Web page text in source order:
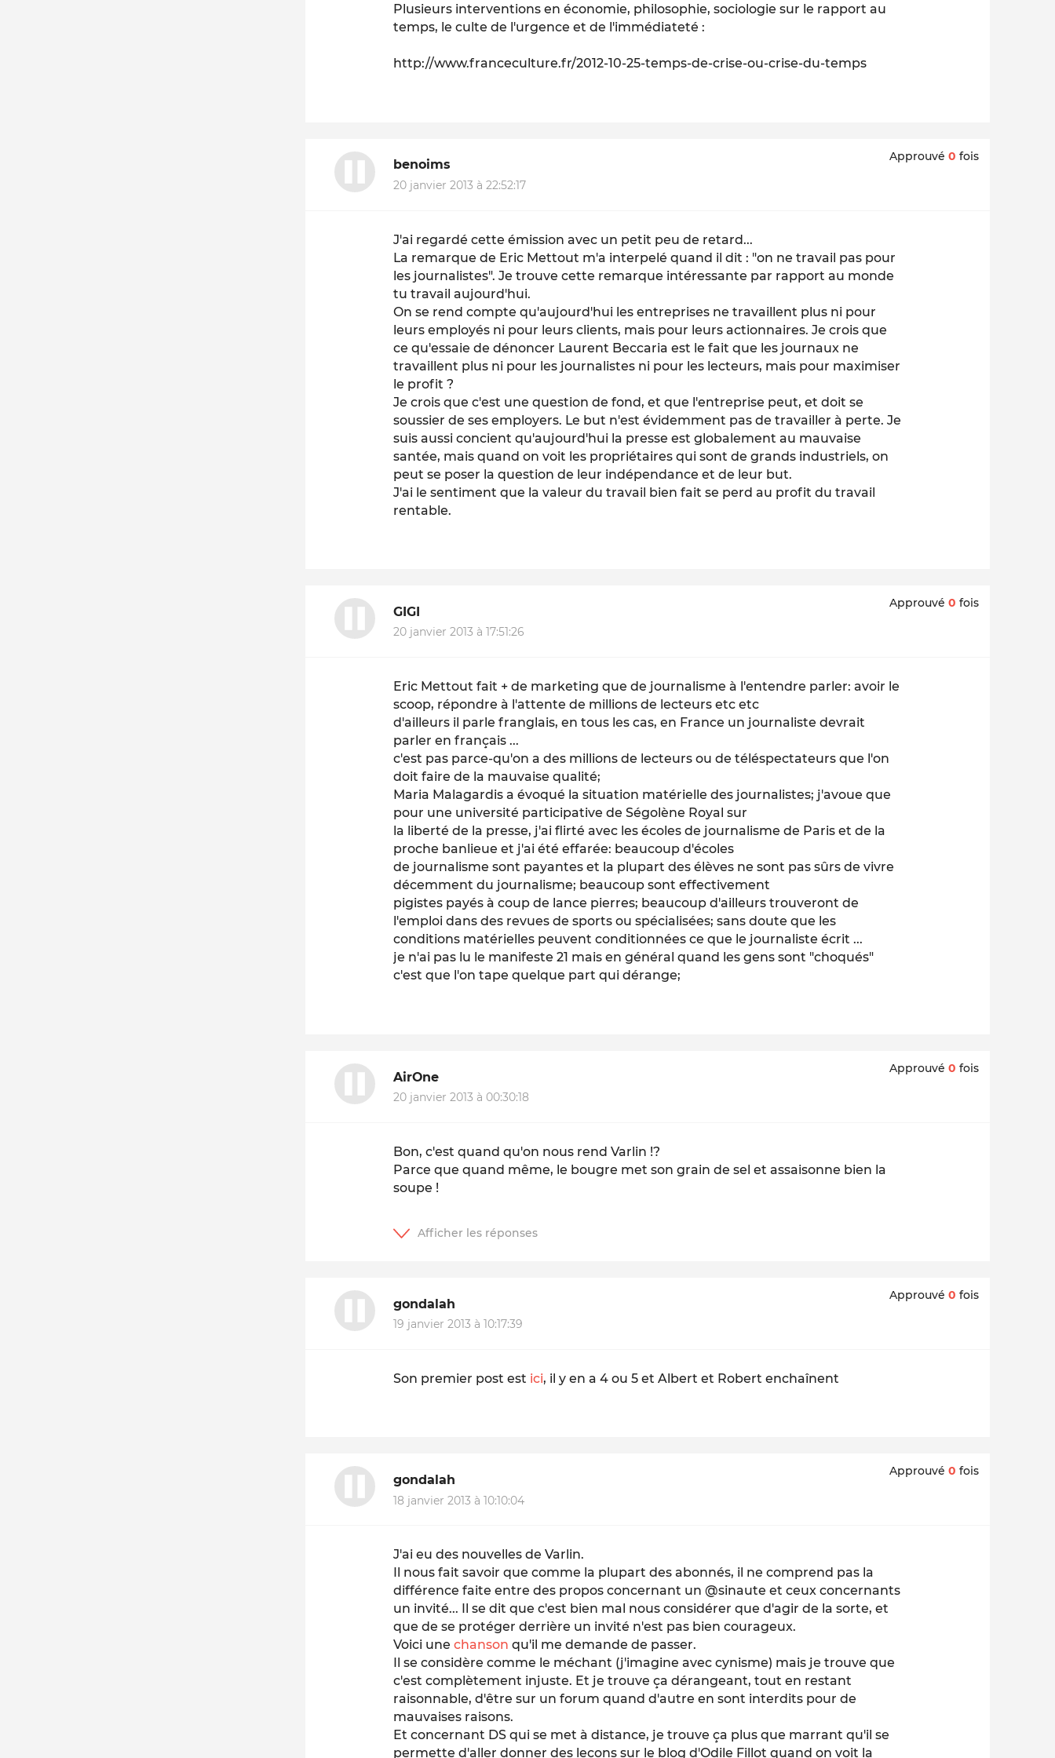
Plusieurs interventions en économie, philosophie, sociologie sur le rapport au
temps, le culte de l'urgence et de l'immédiateté :
http://www.franceculture.fr/2012-10-25-temps-de-crise-ou-crise-du-temps
benoims
20 janvier 2013 à 22:52:17
Approuvé 0 fois
J'ai regardé cette émission avec un petit peu de retard...
La remarque de Eric Mettout m'a interpelé quand il dit : "on ne travail pas pour
les journalistes". Je trouve cette remarque intéressante par rapport au monde
tu travail aujourd'hui.
On se rend compte qu'aujourd'hui les entreprises ne travaillent plus ni pour
leurs employés ni pour leurs clients, mais pour leurs actionnaires. Je crois que
ce qu'essaie de dénoncer Laurent Beccaria est le fait que les journaux ne
travaillent plus ni pour les journalistes ni pour les lecteurs, mais pour maximiser
le profit ?
Je crois que c'est une question de fond, et que l'entreprise peut, et doit se
soussier de ses employers. Le but n'est évidemment pas de travailler à perte. Je
suis aussi concient qu'aujourd'hui la presse est globalement au mauvaise
santée, mais quand on voit les propriétaires qui sont de grands industriels, on
peut se poser la question de leur indépendance et de leur but.
J'ai le sentiment que la valeur du travail bien fait se perd au profit du travail
rentable.
GIGI
20 janvier 2013 à 17:51:26
Approuvé 0 fois
Eric Mettout fait + de marketing que de journalisme à l'entendre parler: avoir le
scoop, répondre à l'attente de millions de lecteurs etc etc
d'ailleurs il parle franglais, en tous les cas, en France un journaliste devrait
parler en français ...
c'est pas parce-qu'on a des millions de lecteurs ou de téléspectateurs que l'on
doit faire de la mauvaise qualité;
Maria Malagardis a évoqué la situation matérielle des journalistes; j'avoue que
pour une université participative de Ségolène Royal sur
la liberté de la presse, j'ai flirté avec les écoles de journalisme de Paris et de la
proche banlieue et j'ai été effarée: beaucoup d'écoles
de journalisme sont payantes et la plupart des élèves ne sont pas sûrs de vivre
décemment du journalisme; beaucoup sont effectivement
pigistes payés à coup de lance pierres; beaucoup d'ailleurs trouveront de
l'emploi dans des revues de sports ou spécialisées; sans doute que les
conditions matérielles peuvent conditionnées ce que le journaliste écrit ...
je n'ai pas lu le manifeste 21 mais en général quand les gens sont "choqués"
c'est que l'on tape quelque part qui dérange;
AirOne
20 janvier 2013 à 00:30:18
Approuvé 0 fois
Bon, c'est quand qu'on nous rend Varlin !?
Parce que quand même, le bougre met son grain de sel et assaisonne bien la
soupe !
gondalah
19 janvier 2013 à 10:17:39
Approuvé 0 fois
Son premier post est ici, il y en a 4 ou 5 et Albert et Robert enchaînent
gondalah
18 janvier 2013 à 10:10:04
Approuvé 0 fois
J'ai eu des nouvelles de Varlin.
Il nous fait savoir que comme la plupart des abonnés, il ne comprend pas la
différence faite entre des propos concernant un @sinaute et ceux concernants
un invité... Il se dit que c'est bien mal nous considérer que d'agir de la sorte, et
que de se protéger derrière un invité n'est pas bien courageux.
Voici unechanson qu'il me demande de passer.
Il se considère comme le méchant (j'imagine avec cynisme) mais je trouve que
c'est complètement injuste. Et je trouve ça dérangeant, tout en restant
raisonnable, d'être sur un forum quand d'autre en sont interdits pour de
mauvaises raisons.
Et concernant DS qui se met à distance, je trouve ça plus que marrant qu'il se
permette d'aller donner des leçons sur le blog d'Odile Fillot quand on voit la